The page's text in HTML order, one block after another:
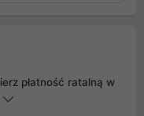
płatność ratalną w